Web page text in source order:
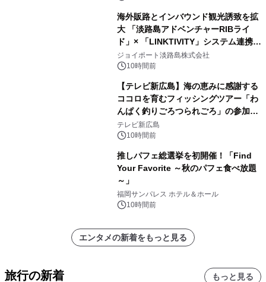
海外販路とインバウンド観光誘致を拡
大 「淡路島アドベンチャーRIBライ
ド」× 「LINKTIVITY」システム連携を
開始！
ジョイポート淡路島株式会社
10時間前
【テレビ新広島】海の恵みに感謝する
ココロを育むフィッシングツアー「わ
んぱく釣りごろつられごろ」の参加小
学生を募集
テレビ新広島
10時間前
推しパフェ総選挙を初開催！「Find
Your Favorite ～秋のパフェ食べ放題
～」
福岡サンパレス ホテル＆ホール
10時間前
エンタメの新着をもっと見る
旅行の新着 もっと見る